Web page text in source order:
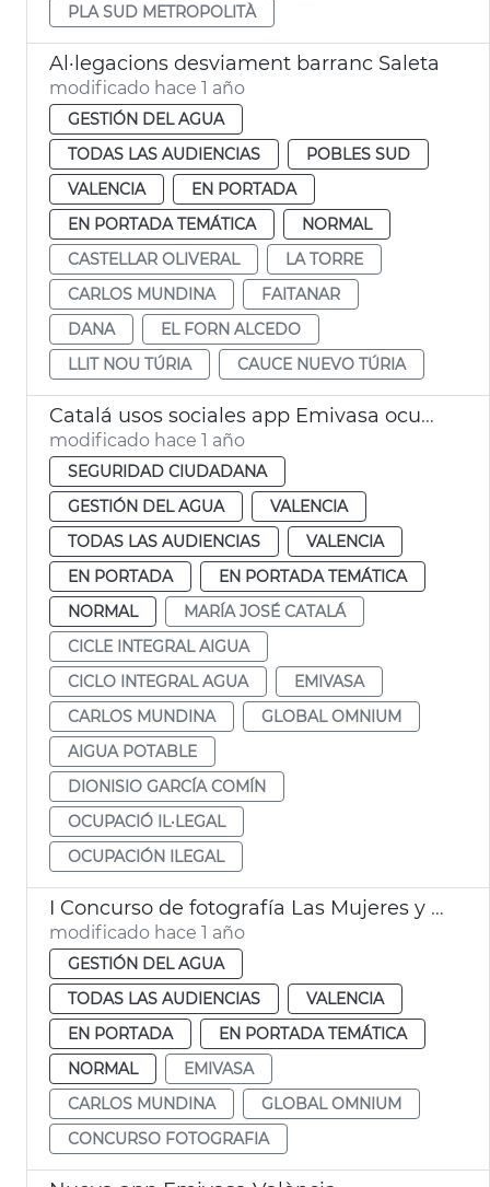
PLA SUD METROPOLITÀ
Al·legacions desviament barranc Saleta
modificado hace 1 año
GESTIÓN DEL AGUA
TODAS LAS AUDIENCIAS
POBLES SUD
VALENCIA
EN PORTADA
EN PORTADA TEMÁTICA
NORMAL
CASTELLAR OLIVERAL
LA TORRE
CARLOS MUNDINA
FAITANAR
DANA
EL FORN ALCEDO
LLIT NOU TÚRIA
CAUCE NUEVO TÚRIA
Catalá usos sociales app Emivasa ocupación ilegal
modificado hace 1 año
SEGURIDAD CIUDADANA
GESTIÓN DEL AGUA
VALENCIA
TODAS LAS AUDIENCIAS
VALENCIA
EN PORTADA
EN PORTADA TEMÁTICA
NORMAL
MARÍA JOSÉ CATALÁ
CICLE INTEGRAL AIGUA
CICLO INTEGRAL AGUA
EMIVASA
CARLOS MUNDINA
GLOBAL OMNIUM
AIGUA POTABLE
DIONISIO GARCÍA COMÍN
OCUPACIÓ IL·LEGAL
OCUPACIÓN ILEGAL
I Concurso de fotografía Las Mujeres y el Agua
modificado hace 1 año
GESTIÓN DEL AGUA
TODAS LAS AUDIENCIAS
VALENCIA
EN PORTADA
EN PORTADA TEMÁTICA
NORMAL
EMIVASA
CARLOS MUNDINA
GLOBAL OMNIUM
CONCURSO FOTOGRAFIA